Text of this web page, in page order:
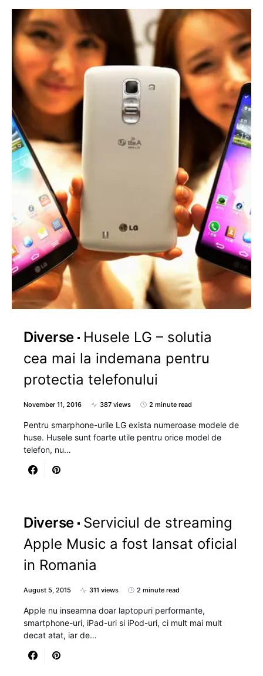
Diverse
Husele LG – solutia
cea mai la indemana pentru
protectia telefonului
November 11, 2016 387 views 2 minute read
Pentru smarphone-urile LG exista numeroase modele de
huse. Husele sunt foarte utile pentru orice model de
telefon, nu…
Diverse Serviciul de streaming
Apple Music a fost lansat oficial
in Romania
August 5, 2015 311 views 2 minute read
Apple nu inseamna doar laptopuri performante,
smartphone-uri, iPad-uri si iPod-uri, ci mult mai mult
decat atat, iar de…